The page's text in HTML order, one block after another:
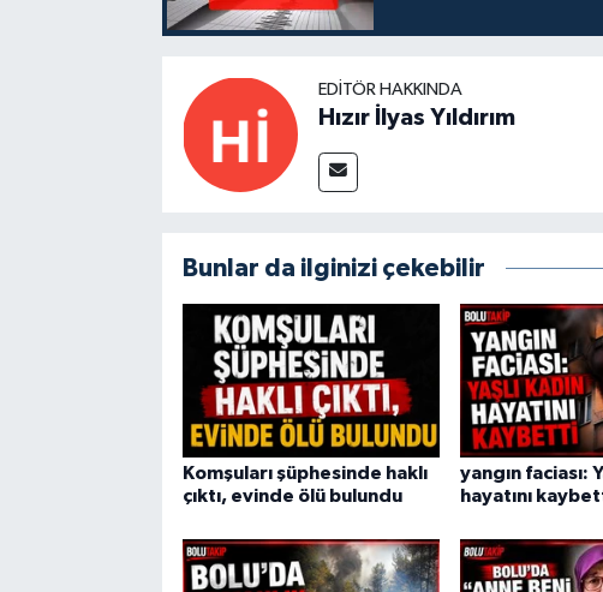
EDITÖR HAKKINDA
Hızır İlyas Yıldırım
Bunlar da ilginizi çekebilir
Komşuları şüphesinde haklı
çıktı, evinde ölü bulundu
yangın faciası:
hayatını